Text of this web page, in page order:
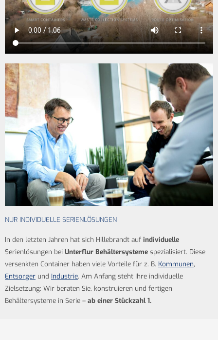
NUR INDIVIDUELLE SERIENLÖSUNGEN
In den letzten Jahren hat sich Hillebrandt auf individuelle
Serienlösungen bei Unterflur Behältersysteme spezialisiert. Diese
versenkten Container haben viele Vorteile für z. B. Kommunen,
Entsorger und Industrie. Am Anfang steht Ihre individuelle
Zielsetzung: Wir beraten Sie, konstruieren und fertigen
Behältersysteme in Serie – ab einer Stückzahl 1.